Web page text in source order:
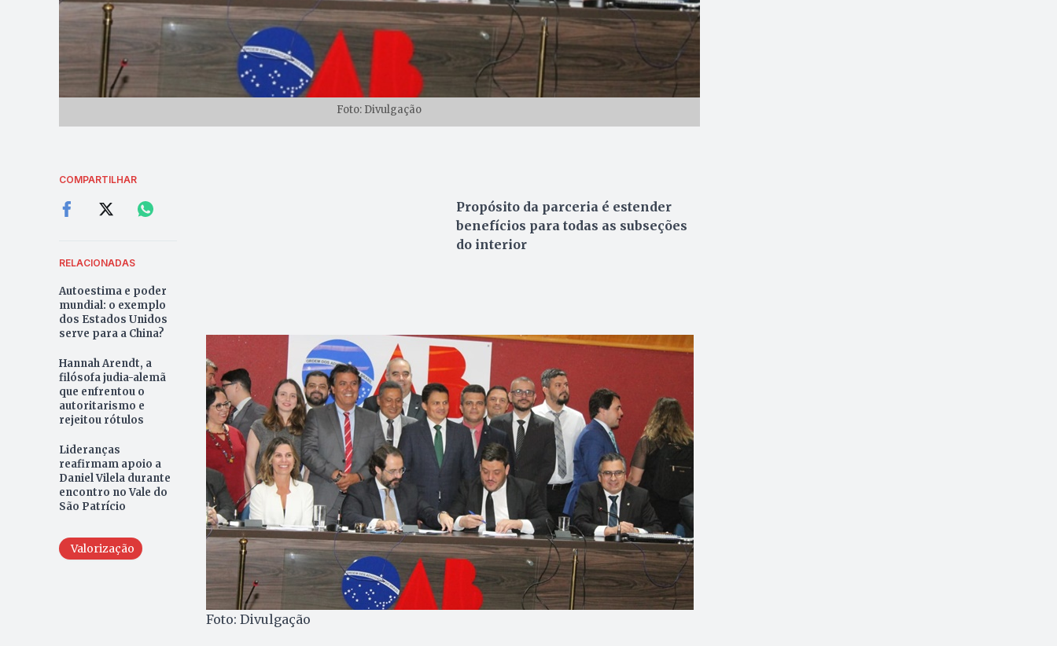
Foto: Divulgação
COMPARTILHAR
RELACIONADAS
Autoestima e poder
mundial: o exemplo
dos Estados Unidos
serve para a China?
Hannah Arendt, a
filósofa judia-alemã
que enfrentou o
autoritarismo e
rejeitou rótulos
Lideranças
reafirmam apoio a
Daniel Vilela durante
encontro no Vale do
São Patrício
Valorização
Propósito da parceria é estender
benefícios para todas as subseções
do interior
Foto: Divulgação